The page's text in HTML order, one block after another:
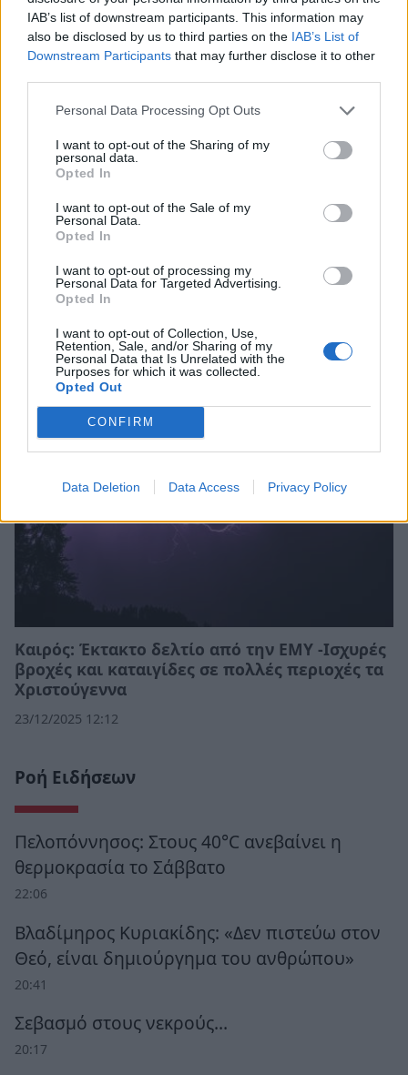
IAB’s list of downstream participants. This information may
also be disclosed by us to third parties on the IAB’s List of
Downstream Participants that may further disclose it to other
Personal Data Processing Opt Outs
I want to opt-out of the Sharing of my
personal data.
Opted In
I want to opt-out of the Sale of my
Personal Data.
Opted In
I want to opt-out of processing my
Personal Data for Targeted Advertising.
Opted In
I want to opt-out of Collection, Use,
Retention, Sale, and/or Sharing of my
Personal Data that Is Unrelated with the
Purposes for which it was collected.
Opted Out
CONFIRM
Data Deletion Data Access Privacy Policy
Σχετικά Άρθρα
Καιρός: Έκτακτο δελτίο από την ΕΜΥ -Ισχυρές
βροχές και καταιγίδες σε πολλές περιοχές τα
Χριστούγεννα
23/12/2025 12:12
Ροή Ειδήσεων
Πελοπόννησος: Στους 40°C ανεβαίνει η
θερμοκρασία το Σάββατο
22:06
Βλαδίμηρος Κυριακίδης: «Δεν πιστεύω στον
Θεό, είναι δημιούργημα του ανθρώπου»
20:41
Σεβασμό στους νεκρούς…
20:17